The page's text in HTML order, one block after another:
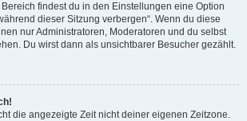
findest du in den Einstellungen eine Option
dieser Sitzung verbergen“. Wenn du diese
nur Administratoren, Moderatoren und du selbst
Du wirst dann als unsichtbarer Besucher gezählt.
die angezeigte Zeit nicht deiner eigenen Zeitzone.